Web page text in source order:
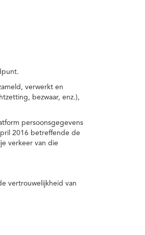
verwerkt en
bezwaar, enz.),
persoonsgegevens
2016 betreffende de
verkeer van die
vertrouwelijkheid van